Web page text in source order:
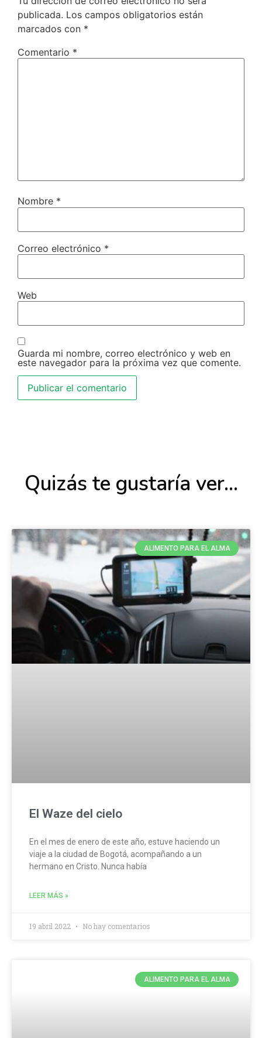
publicada. Los campos obligatorios están
marcados con *
Comentario *
Nombre *
Correo electrónico *
Web
Guarda mi nombre, correo electrónico y web en
este navegador para la próxima vez que comente.
Quizás te gustaría ver...
ALIMENTO PARA EL ALMA
El Waze del cielo
En el mes de enero de este año, estuve haciendo un
viaje a la ciudad de Bogotá, acompañando a un
hermano en Cristo. Nunca había
LEER MÁS »
19 abril 2022 No hay comentarios
ALIMENTO PARA EL ALMA